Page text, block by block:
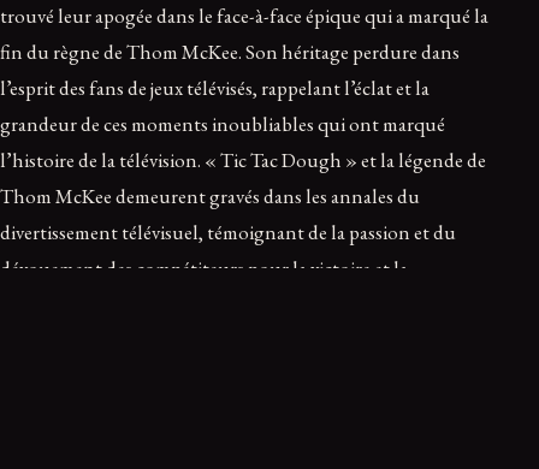
trouvé leur apogée dans le face-à-face épique qui a marqué la
fin du règne de Thom McKee. Son héritage perdure dans
l’esprit des fans de jeux télévisés, rappelant l’éclat et la
grandeur de ces moments inoubliables qui ont marqué
l’histoire de la télévision. « Tic Tac Dough » et la légende de
Thom McKee demeurent gravés dans les annales du
divertissement télévisuel, témoignant de la passion et du
dévouement des compétiteurs pour la victoire et la